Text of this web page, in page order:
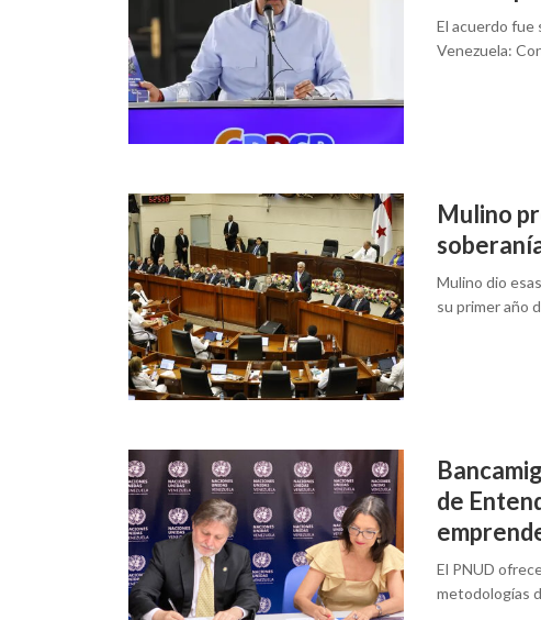
El acuerdo fue
Venezuela:
Mulino
Mulino dio
su primer año
de
El PNUD
metodologías